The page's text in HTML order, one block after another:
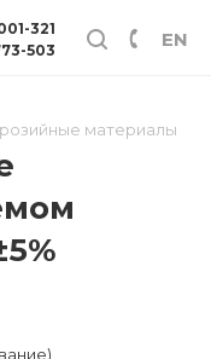
EN
321
503
материалы